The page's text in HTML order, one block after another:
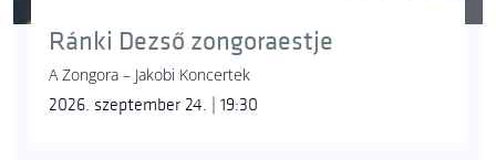
Ránki Dezső zongoraestje
A Zongora – Jakobi Koncertek
2026. szeptember 24. | 19:30